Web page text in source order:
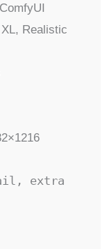
Realistic
extra